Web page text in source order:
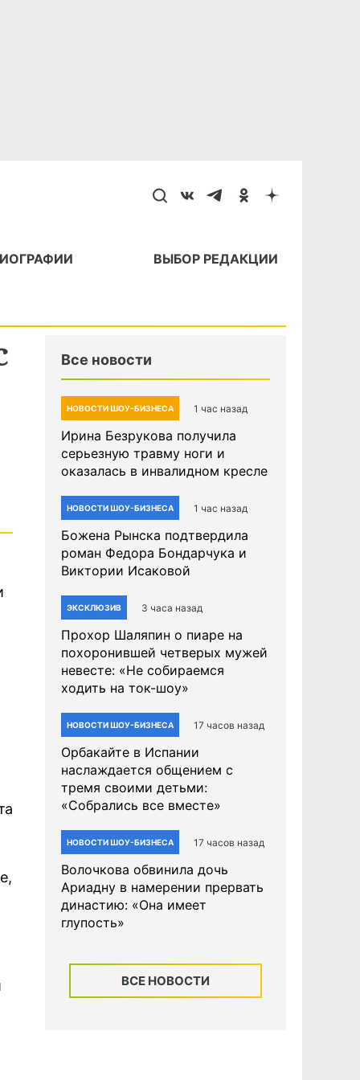
ВЫБОР РЕДАКЦИИ
Все новости
НОВОСТИ ШОУ-БИЗНЕСА 1 час назад
Ирина Безрукова получила
серьезную травму ноги и
оказалась в инвалидном кресле
НОВОСТИ ШОУ-БИЗНЕСА 1 час назад
Божена Рынска подтвердила
роман Федора Бондарчука и
Виктории Исаковой
ЭКСКЛЮЗИВ 3 часа назад
Прохор Шаляпин о пиаре на
похоронившей четверых мужей
невесте: «Не собираемся
ходить на ток-шоу»
НОВОСТИ ШОУ-БИЗНЕСА 17 часов назад
Орбакайте в Испании
наслаждается общением с
тремя своими детьми:
«Собрались все вместе»
НОВОСТИ ШОУ-БИЗНЕСА 17 часов назад
Волочкова обвинила дочь
Ариадну в намерении прервать
династию: «Она имеет
глупость»
ВСЕ НОВОСТИ